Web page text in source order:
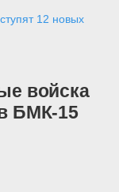
12 новых
войска
БМК-15